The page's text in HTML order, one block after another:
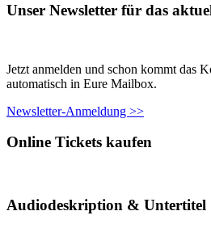
Unser Newsletter für das
Jetzt anmelden und schon kommt das
automatisch in Eure Mailbox.
Newsletter-Anmeldung >>
Online Tickets kaufen
Audiodeskription & Untertitel